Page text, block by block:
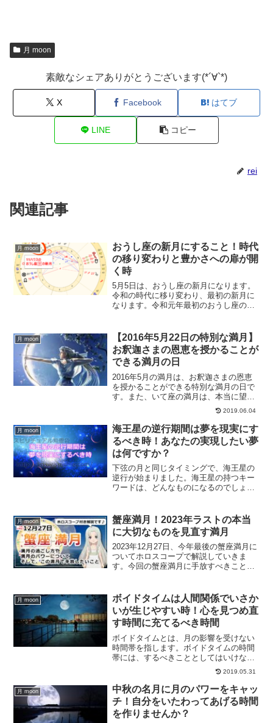
月 moon
素敵なシェアありがとうございます(*´∀`*)
X Facebook はてブ
LINE コピー
rei
関連記事
月 moon
おうし座の新月にすること！時代
の移り変わりと豊かさへの扉が開
く時
5月5日は、おうし座の新月になります。
令和の時代に移り変わり、最初の新月に
なります。令和元年最初のおうし座の新
いこと、またすると良いこととは？
月 moon
【2016年5月22日の特別な満月】
お釈迦さまの恩恵を授かることが
できる満月の日
2016年5月の満月は、お釈迦さまの恩恵
を授かることができる特別な満月の日で
す。また、いて座の満月は、本当に望む
ものを手に入れる、そんな満月の日なの
です。5月22日の満月について、解説して
いきます。
2019.06.04
月 moon
海王星の逆行期間は夢を現実にす
るべき時！あなたの実現したい夢
は何ですか？
下弦の月と同じタイミングで、海王星の
逆行が始まりました。海王星の持つキー
ワードは、どんなものになるのでしょう
とについて、ご紹介していきます。
月 moon
蟹座満月！2023年ラストの本当
に大切なものを見直す満月
2023年12月27日、今年最後の蟹座満月に
ついてホロスコープで解説していきま
す。今回の蟹座満月に手放すべきこと
月 moon
ボイドタイムは人間関係でいさか
いが生じやすい時！心を見つめ直
す時間に充てるべき時間
ボイドタイムとは、月の影響を受けない
時間帯を指します。ボイドタイムの時間
帯には、するべきこととしてはいけない
ことが存在しています。ボイドタイムに
心を見つめ直す時間に充てることで、充
実したボイドタイムを過ごす方法につい
て、ご紹介していきます。
2019.05.31
月 moon
中秋の名月に月のパワーをキャッ
チ！自分をいたわってあげる時間
を作りませんか？